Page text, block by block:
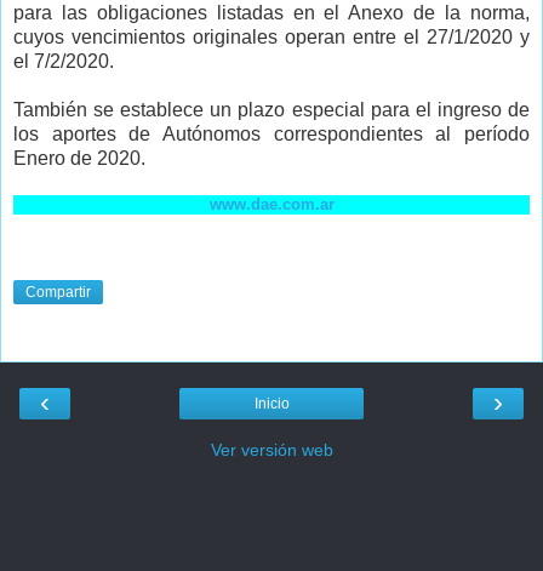
para las obligaciones listadas en el Anexo de la norma,
cuyos vencimientos originales operan entre el 27/1/2020 y
el 7/2/2020.
También se establece un plazo especial para el ingreso de
los aportes de Autónomos correspondientes al período
Enero de 2020.
www.dae.com.ar
Compartir
‹ ›
Inicio
Ver versión web